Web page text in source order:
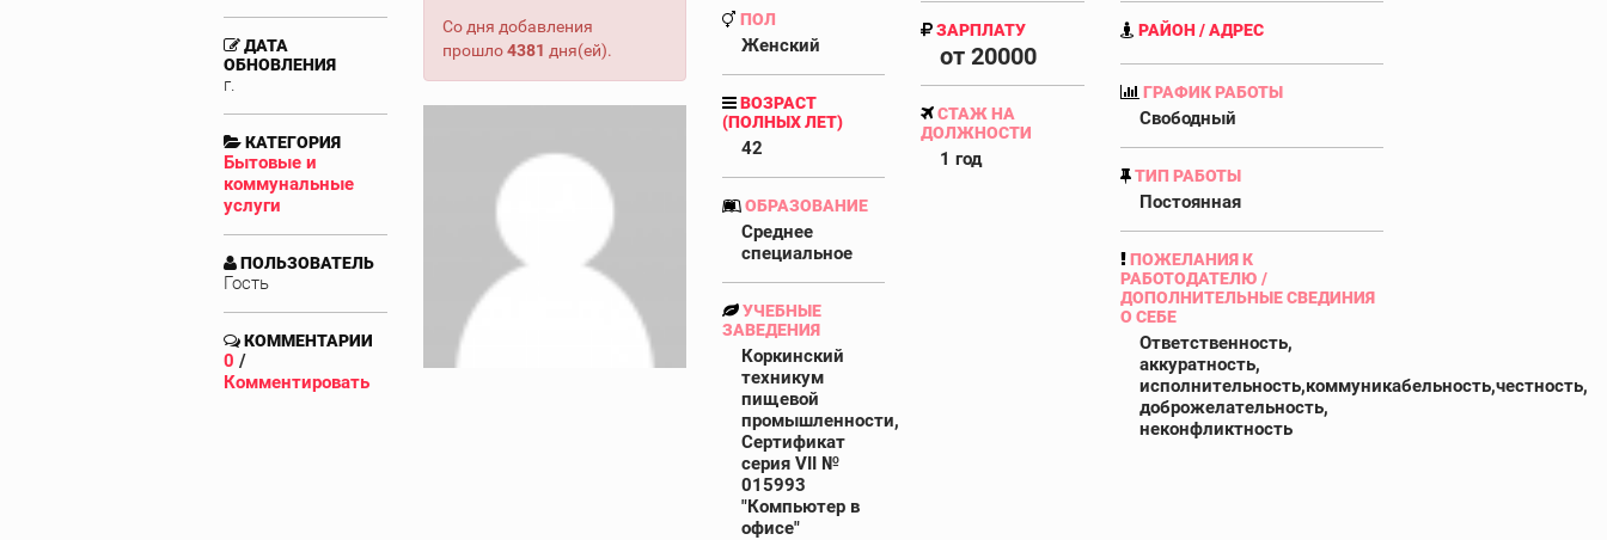
ДАТА
ОБНОВЛЕНИЯ
г.
КАТЕГОРИЯ
Бытовые и
коммунальные
услуги
ПОЛЬЗОВАТЕЛЬ
Гость
КОММЕНТАРИИ
0 /
Комментировать
Со дня добавления
прошло4381 дня(ей).
ПОЛ
Женский
ВОЗРАСТ
(ПОЛНЫХ ЛЕТ)
42
ОБРАЗОВАНИЕ
Среднее
специальное
УЧЕБНЫЕ
ЗАВЕДЕНИЯ
Коркинский
техникум
пищевой
промышленности,
Сертификат
серия VII №
015993
"Компьютер в
офисе"
ЗАРПЛАТУ
от 20000
СТАЖ НА
ДОЛЖНОСТИ
1 год
РАЙОН / АДРЕС
ГРАФИК РАБОТЫ
Свободный
ТИП РАБОТЫ
Постоянная
ПОЖЕЛАНИЯ К
РАБОТОДАТЕЛЮ /
ДОПОЛНИТЕЛЬНЫЕ СВЕДИНИЯ
О СЕБЕ
Ответственность,
аккуратность,
исполнительность,коммуникабельность,честность,
доброжелательность,
неконфликтность